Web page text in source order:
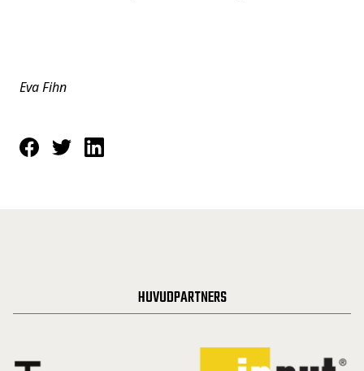
Eva Fihn
HUVUDPARTNERS